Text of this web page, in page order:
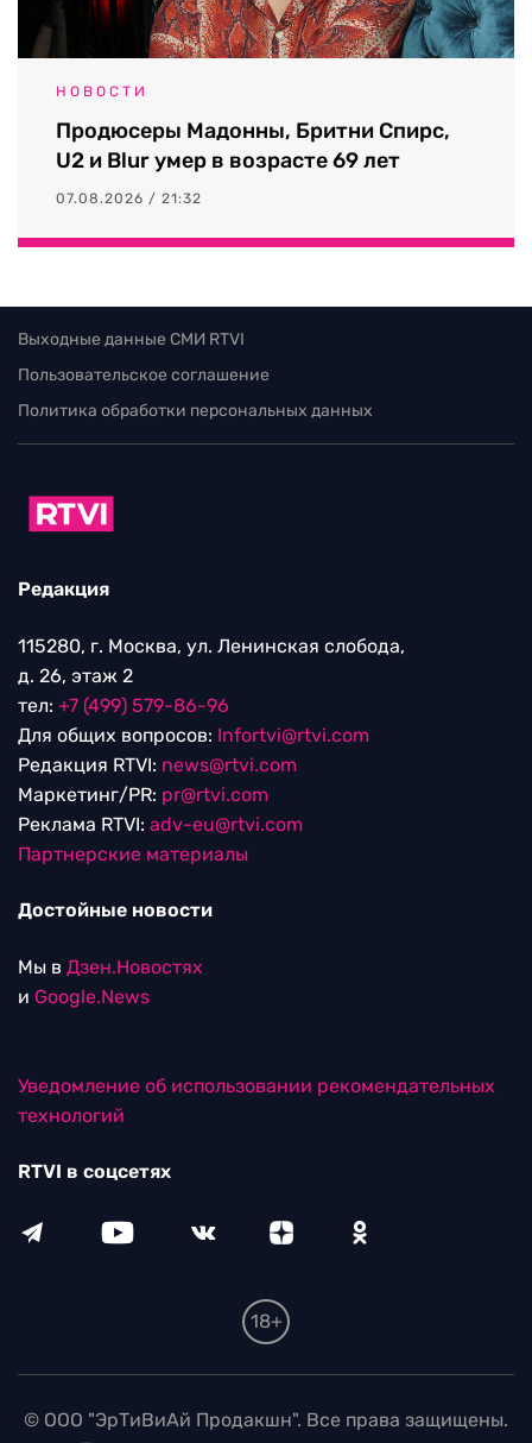
НОВОСТИ
Продюсеры Мадонны, Бритни Спирс,
U2 и Blur умер в возрасте 69 лет
07.08.2026 / 21:32
Выходные данные СМИ RTVI
Пользовательское соглашение
Политика обработки персональных данных
Редакция
115280, г. Москва, ул. Ленинская слобода,
д. 26, этаж 2
тел: +7 (499) 579-86-96
Для общих вопросов: Infortvi@rtvi.com
Редакция RTVI: news@rtvi.com
Маркетинг/PR: pr@rtvi.com
Реклама RTVI: adv-eu@rtvi.com
Партнерские материалы
Достойные новости
Мы в Дзен.Новостях
и Google.News
Уведомление об использовании рекомендательных
технологий
RTVI в соцсетях
18+
© ООО "ЭрТиВиАй Продакшн". Все права защищены.